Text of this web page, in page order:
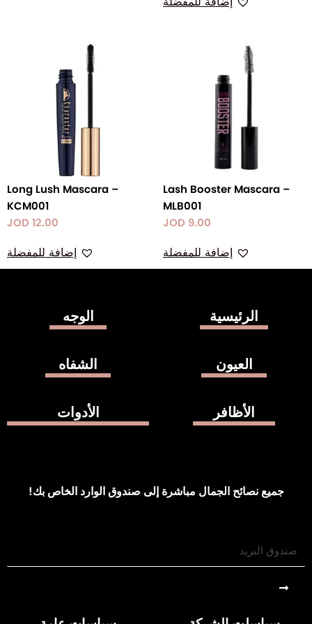
Lash Booster Mascara –
MLB001
JOD 9.00
إضافة للمفضلة
Long Lush Mascara –
KCM001
JOD 12.00
إضافة للمفضلة
الرئيسية الوجه
العيون الشفاه
الأظافر الأدوات
جميع نصائح الجمال مباشرة إلى صندوق الوارد الخاص بك!